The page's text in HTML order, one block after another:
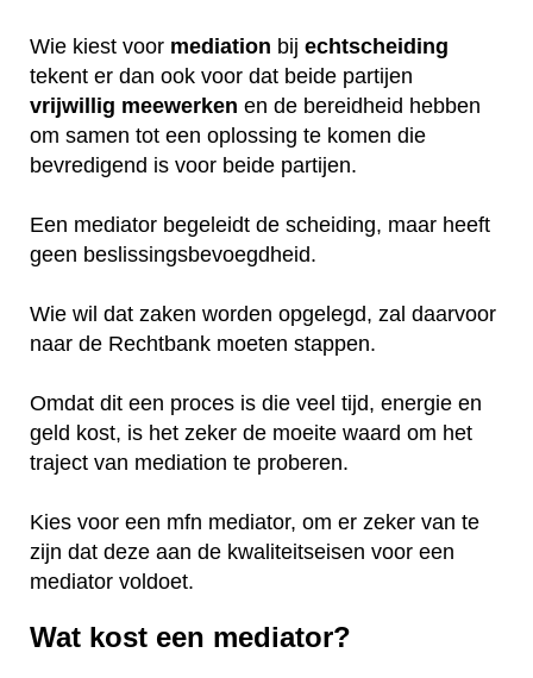
Wie kiest voor mediation bij echtscheiding
tekent er dan ook voor dat beide partijen
vrijwillig meewerken en de bereidheid hebben
om samen tot een oplossing te komen die
bevredigend is voor beide partijen.
Een mediator begeleidt de scheiding, maar heeft
geen beslissingsbevoegdheid.
Wie wil dat zaken worden opgelegd, zal daarvoor
naar de Rechtbank moeten stappen.
Omdat dit een proces is die veel tijd, energie en
geld kost, is het zeker de moeite waard om het
traject van mediation te proberen.
Kies voor een mfn mediator, om er zeker van te
zijn dat deze aan de kwaliteitseisen voor een
mediator voldoet.
Wat kost een mediator?